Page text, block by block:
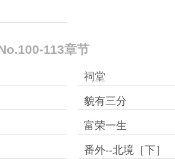
113章节
祠堂
貌有三分
富荣一生
番外--北境［下］